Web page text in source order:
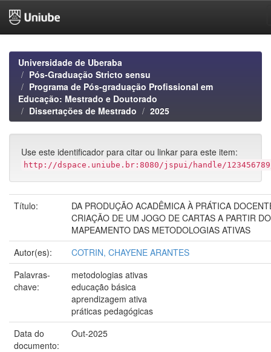
navigationUniversidade de Uberaba
Pós-Graduação Stricto sensu
Programa de Pós-graduação Profissional em
Educação: Mestrado e Doutorado
Dissertações de Mestrado
2025
Use este identificador para citar ou linkar para este item:
http://dspace.uniube.br:8080/jspui/handle/
Título:
DA PRODUÇÃO ACADÊMICA À PRÁTICA
CRIAÇÃO DE UM JOGO DE CARTAS A PARTIR DO
MAPEAMENTO DAS METODOLOGIAS ATIVAS
Autor(es):
COTRIN, CHAYENE ARANTES
Palavras-
chave:
metodologias ativas
educação básica
aprendizagem ativa
práticas pedagógicas
Data do
documento:
Out-2025